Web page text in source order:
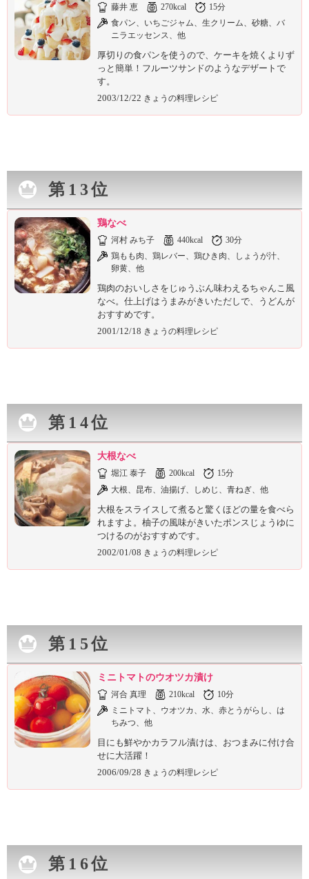
藤井 恵 270kcal
15分
食パン、いちごジャム、生クリーム、砂糖、バ
ニラエッセンス、他
厚切りの食パンを使うので、ケーキを焼くよりず
っと簡単！フルーツサンドのようなデザートで
す。
2003/12/22 きょうの料理レシピ
第13位
鶏なべ
河村 みち子 440kcal
30分
鶏もも肉、鶏レバー、鶏ひき肉、しょうが汁、
卵黄、他
鶏肉のおいしさをじゅうぶん味わえるちゃんこ風
なべ。仕上げはうまみがきいただしで、うどんが
おすすめです。
2001/12/18 きょうの料理レシピ
第14位
大根なべ
堀江 泰子 200kcal
15分
大根、昆布、油揚げ、しめじ、青ねぎ、他
大根をスライスして煮ると驚くほどの量を食べら
れますよ。柚子の風味がきいたポンスじょうゆに
つけるのがおすすめです。
2002/01/08 きょうの料理レシピ
第15位
ミニトマトのウオツカ漬け
河合 真理 210kcal
10分
ミニトマト、ウオツカ、水、赤とうがらし、は
ちみつ、他
目にも鮮やかカラフル漬けは、おつまみに付け合
せに大活躍！
2006/09/28 きょうの料理レシピ
第16位